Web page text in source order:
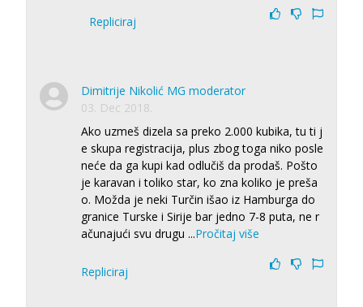
Repliciraj
Dimitrije Nikolić MG moderator
03. Dec 2018.
Ako uzmeš dizela sa preko 2.000 kubika, tu ti j
e skupa registracija, plus zbog toga niko posle
neće da ga kupi kad odlučiš da prodaš. Pošto
je karavan i toliko star, ko zna koliko je preša
o. Možda je neki Turčin išao iz Hamburga do
granice Turske i Sirije bar jedno 7-8 puta, ne r
ačunajući svu drugu ...Pročitaj više
Repliciraj